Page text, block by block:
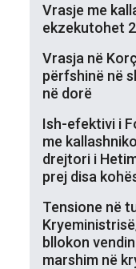
Vrasje me
ekzekutohet
Vrasja në
përfshinë në
në dorë
Ish-efektivi i
me
drejtori i
prej disa
Tensione në
bllokon
marshim në